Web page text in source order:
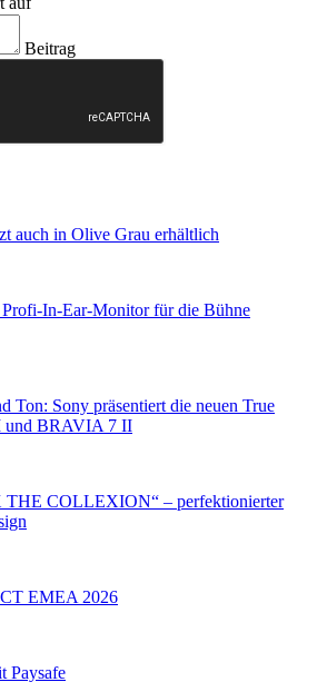
Beitrag
auch in Olive Grau erhältlich
In-Ear-Monitor für die Bühne
Ton: Sony präsentiert die neuen True
BRAVIA 7 II
THE COLLEXION“ – perfektionierter
EMEA 2026
Paysafe